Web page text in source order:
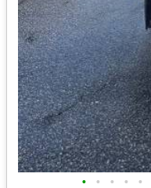
• • • • •